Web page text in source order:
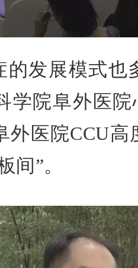
的发展模式也
学院阜外医
外医院CCU
间”。